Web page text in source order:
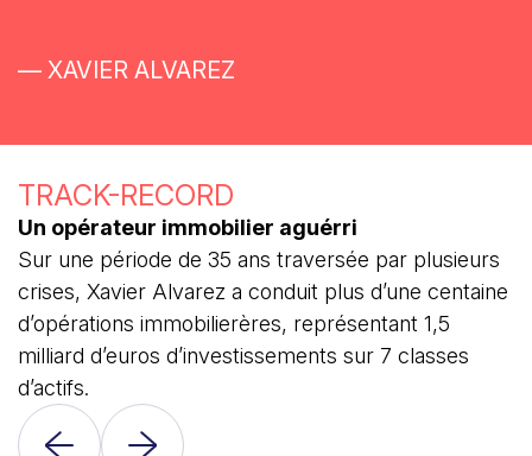
— XAVIER ALVAREZ
TRACK-RECORD
Un opérateur immobilier aguérri
Sur une période de 35 ans traversée par plusieurs
crises, Xavier Alvarez a conduit plus d’une centaine
d’opérations immobilierères, représentant 1,5
milliard d’euros d’investissements sur 7 classes
d’actifs.